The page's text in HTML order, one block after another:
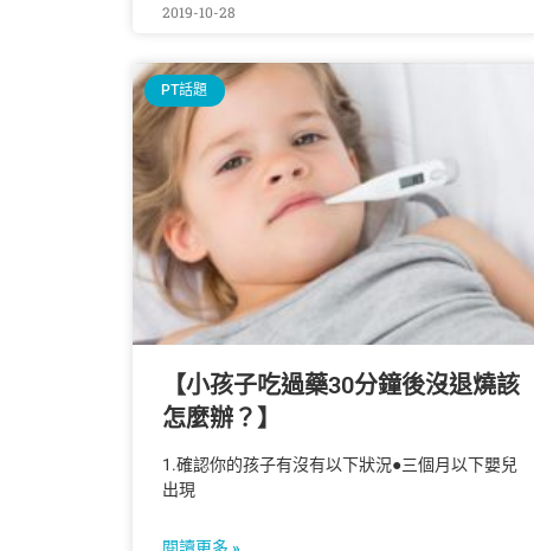
2019-10-28
PT話題
【小孩子吃過藥30分鐘後沒退燒該
怎麼辦？】
1.確認你的孩子有沒有以下狀況●三個月以下嬰兒
出現
閱讀更多 »